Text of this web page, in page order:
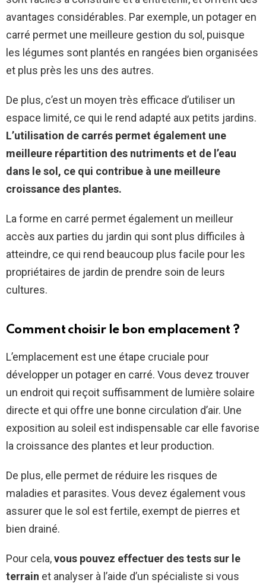
avantages considérables. Par exemple, un potager en
carré permet une meilleure gestion du sol, puisque
les légumes sont plantés en rangées bien organisées
et plus près les uns des autres.
De plus, c’est un moyen très efficace d’utiliser un
espace limité, ce qui le rend adapté aux petits jardins.
L’utilisation de carrés permet également une
meilleure répartition des nutriments et de l’eau
dans le sol, ce qui contribue à une meilleure
croissance des plantes.
La forme en carré permet également un meilleur
accès aux parties du jardin qui sont plus difficiles à
atteindre, ce qui rend beaucoup plus facile pour les
propriétaires de jardin de prendre soin de leurs
cultures.
Comment choisir le bon emplacement ?
L’emplacement est une étape cruciale pour
développer un potager en carré. Vous devez trouver
un endroit qui reçoit suffisamment de lumière solaire
directe et qui offre une bonne circulation d’air. Une
exposition au soleil est indispensable car elle favorise
la croissance des plantes et leur production.
De plus, elle permet de réduire les risques de
maladies et parasites. Vous devez également vous
assurer que le sol est fertile, exempt de pierres et
bien drainé.
Pour cela,vous pouvez effectuer des tests sur le
terrain et analyser à l’aide d’un spécialiste si vous